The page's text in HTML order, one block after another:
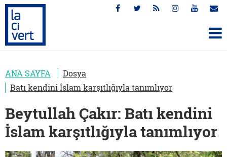
ANA SAYFA
Dosya
Batı kendini İslam karşıtlığıyla tanımlıyor
Beytullah Çakır: Batı kendini
İslam karşıtlığıyla tanımlıyor